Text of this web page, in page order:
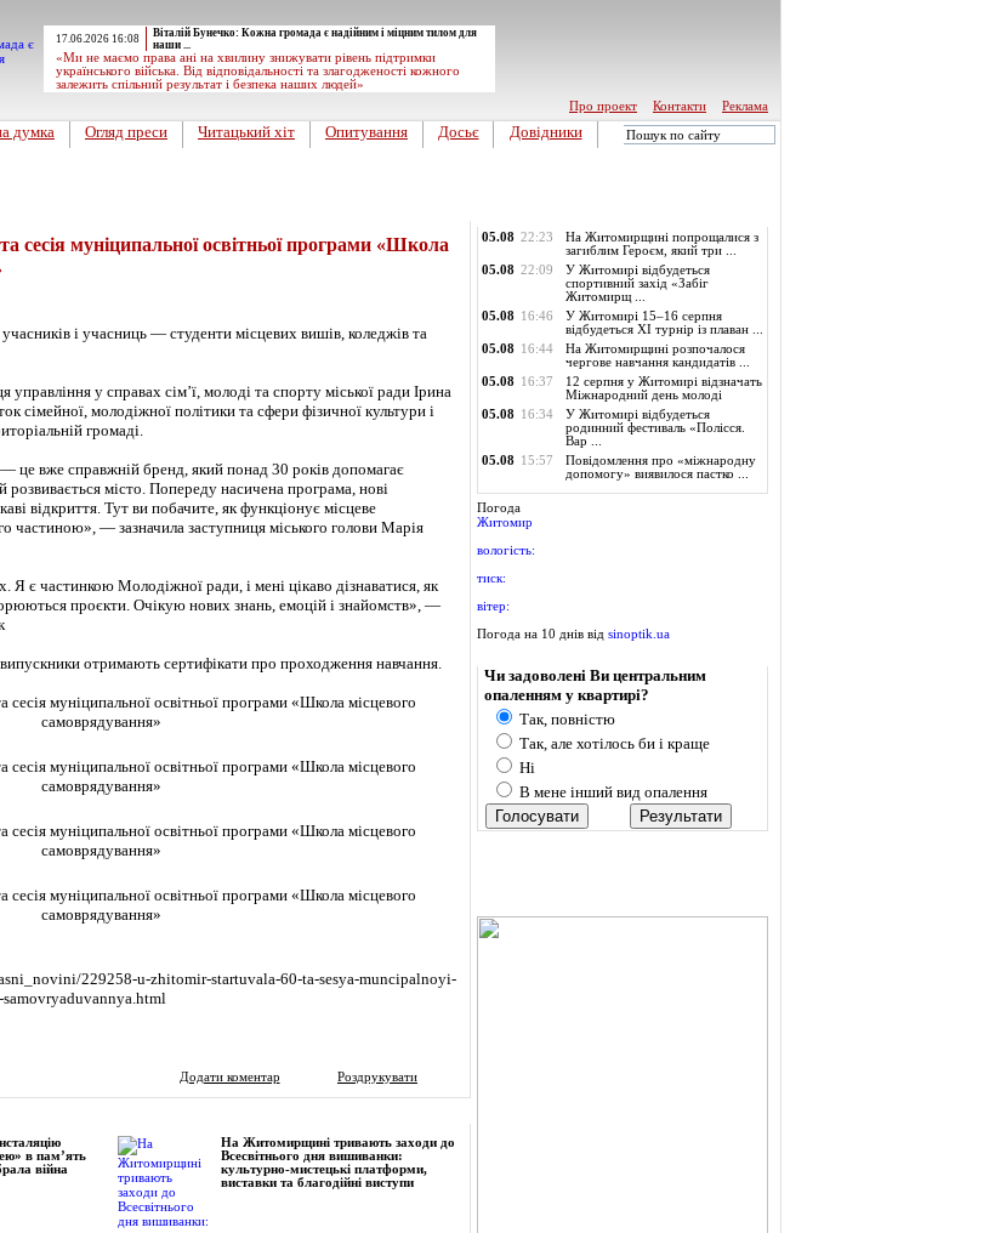
17.06.2026 16:08
Віталій Бунечко: Кожна громада є надійним і міцним тилом для
наши ...
«Ми не маємо права ані на хвилину знижувати рівень підтримки
українського війська. Від відповідальності та злагодженості кожного
залежить спільний результат і безпека наших людей»
Про проект
Контакти Реклама
думка Огляд преси Читацький хіт Опитування Досьє Довідники
сесія муніципальної освітньої програми «Школа
і учасниць — студенти місцевих вишів, коледжів та
у справах сім’ї, молоді та спорту міської ради Ірина
сімейної, молодіжної політики та сфери фізичної культури і
громаді.
це вже справжній бренд, який понад 30 років допомагає
місто. Попереду насичена програма, нові
відкриття. Тут ви побачите, як функціонує місцеве
частиною», — зазначила заступниця міського голови Марія
Я є частинкою Молодіжної ради, і мені цікаво дізнаватися, як
проєкти. Очікую нових знань, емоцій і знайомств», —
отримають сертифікати про проходження навчання.
229258-u-zhitomir-startuvala-60-ta-sesya-muncipalnoyi-
Додати коментар Роздрукувати
в пам’ять
війна
На Житомирщині тривають заходи до
Всесвітнього дня вишиванки:
культурно-мистецькі платформи,
виставки та благодійні виступи
05.08 22:23
На Житомирщині попрощалися з
загиблим Героєм, який три ...
05.08 22:09
У Житомирі відбудеться
спортивний захід «Забіг
Житомирщ ...
05.08 16:46
У Житомирі 15–16 серпня
відбудеться XI турнір із плаван ...
05.08 16:44
На Житомирщині розпочалося
чергове навчання кандидатів ...
05.08 16:37
12 серпня у Житомирі відзначать
Міжнародний день молоді
05.08 16:34
У Житомирі відбудеться
родинний фестиваль «Полісся.
Вар ...
05.08 15:57
Повідомлення про «міжнародну
допомогу» виявилося пастко ...
Погода
Житомир
вологість:
тиск:
вітер:
Погода на 10 днів від sinoptik.ua
Чи задоволені Ви центральним
опаленням у квартирі?
Так, повністю
Так, але хотілось би і краще
Ні
В мене інший вид опалення